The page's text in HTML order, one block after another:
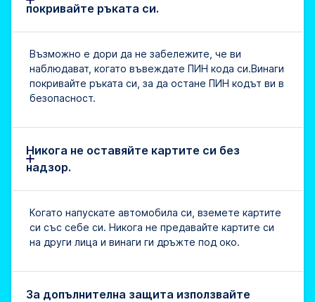
покривайте ръката си.
Възможно е дори да не забележите, че ви
наблюдават, когато въвеждате ПИН кода си.Винаги
покривайте ръката си, за да остане ПИН кодът ви в
безопасност.
Никога не оставяйте картите си без
надзор.
Когато напускате автомобила си, вземете картите
си със себе си. Никога не предавайте картите си
на други лица и винаги ги дръжте под око.
За допълнителна защита използвайте